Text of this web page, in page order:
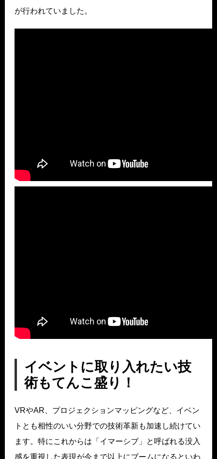
が行われていました。
イベントに取り入れたい技
術もてんこ盛り！
VRやAR、プロジェクションマッピングなど、イベン
トとも相性のいい分野での技術革新も加速し続けてい
ます。特にこれからは「イマーシブ」と呼ばれる没入
感を重視した表現が今まで以上にブームになるといわ